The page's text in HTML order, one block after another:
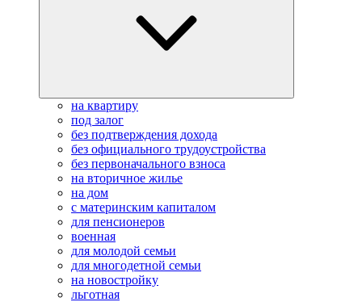
на квартиру
под залог
без подтверждения дохода
без официального трудоустройства
без первоначального взноса
на вторичное жилье
на дом
с материнским капиталом
для пенсионеров
военная
для молодой семьи
для многодетной семьи
на новостройку
льготная